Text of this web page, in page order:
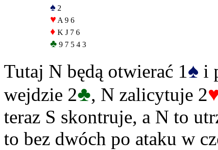
♠ 2
♥ A 9 6
♦ K J 7 6
♣ 9 7 5 4 3
Tutaj N będą otwierać 1♠ i
wejdzie 2♣, N zalicytuje 2
teraz S skontruje, a N to
to bez dwóch po ataku w